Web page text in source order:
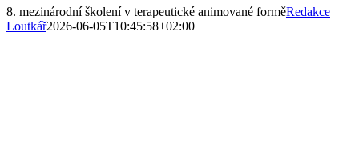
8. mezinárodní školení v terapeutické animované forměRedakce
Loutkář2026-06-05T10:45:58+02:00